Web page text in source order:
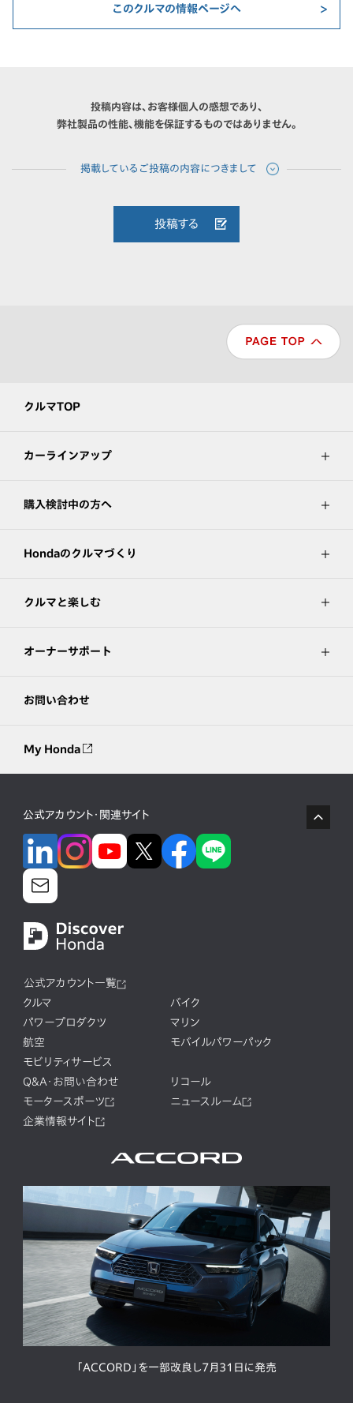
このクルマの情報ページへ
投稿内容は、お客様個人の感想であり、
弊社製品の性能、機能を保証するものではありません。
投稿する
クルマTOP
カーラインアップ
購入検討中の方へ
Hondaのクルマづくり
クルマと楽しむ
オーナーサポート
お問い合わせ
My Honda
公式アカウント・関連サイト
公式アカウント一覧
クルマ
バイク
パワープロダクツ
マリン
航空
モバイルパワーパック
モビリティサービス
Q&A・お問い合わせ
リコール
モータースポーツ
ニュースルーム
企業情報サイト
「ACCORD」を一部改良し7月31日に発売